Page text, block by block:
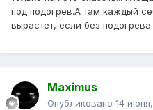
под подогрев.А там каждый
вырастет, если без подогрева.
Maximus
Опубликовано 14